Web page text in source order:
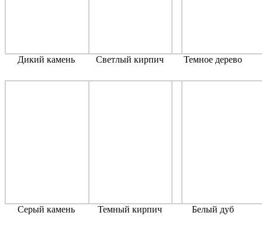
Дикий камень Светлый кирпич Темное дерево
Серый камень Темный кирпич Белый дуб